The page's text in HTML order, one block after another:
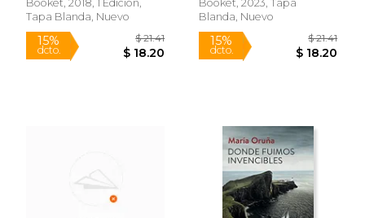
Booket, 2018, 1 Edición,
Tapa Blanda, Nuevo
Booket, 2023, Tapa
Blanda, Nuevo